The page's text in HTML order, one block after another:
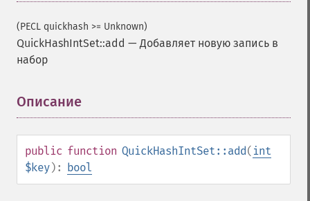
(PECL quickhash >= Unknown)
QuickHashIntSet::add —Добавляет новую запись в
набор
Описание
public function QuickHashIntSet::add( int
$key): bool